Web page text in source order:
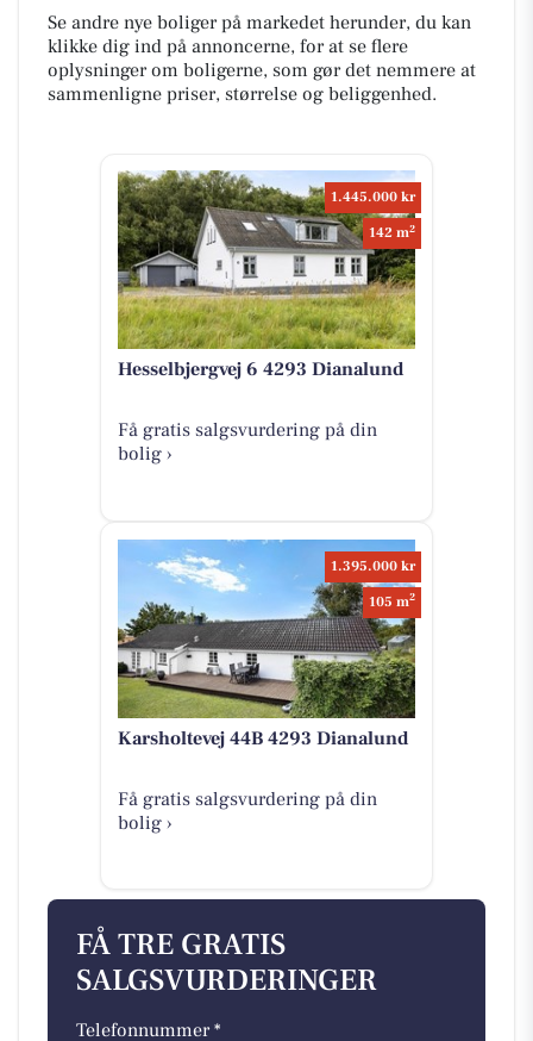
Se andre nye boliger på markedet herunder, du kan
klikke dig ind på annoncerne, for at se flere
oplysninger om boligerne, som gør det nemmere at
sammenligne priser, størrelse og beliggenhed.
1.445.000 kr
142 m2
Hesselbjergvej 6 4293 Dianalund
Få gratis salgsvurdering på din
bolig ›
1.395.000 kr
105 m2
Karsholtevej 44B 4293 Dianalund
Få gratis salgsvurdering på din
bolig ›
FÅ TRE GRATIS
SALGSVURDERINGER
Telefonnummer *